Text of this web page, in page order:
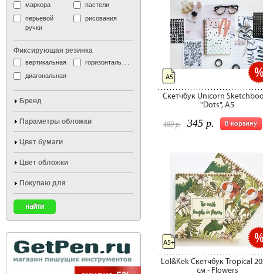
Скетчбук Unicorn
"Dots", А5
В корзину
489 р. 345 р.
А5
Lol&Kek Скетчбук Tropical
см - Flowers
A5+
маркера
пастели
перьевой
ручки
рисования
Фиксирующая резинка
вертикальная
горизонтальная
диагональная
Бренд
Параметры обложки
Цвет бумаги
Цвет обложки
Покупаю для